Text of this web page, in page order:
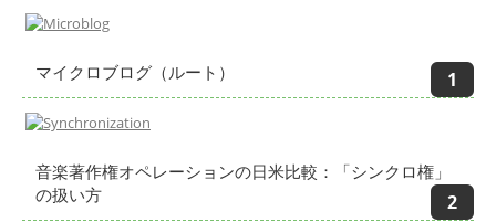
マイクロブログ（ルート）
音楽著作権オペレーションの日米比較：「シンクロ権」
の扱い方